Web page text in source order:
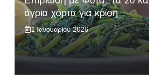
άγρια χόρτα για κρίση
1 Ιανουαρίου 2026